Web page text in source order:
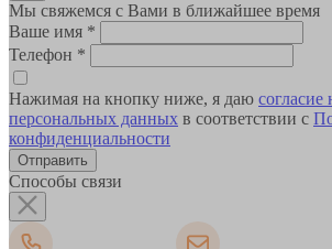
Мы свяжемся с Вами в ближайшее время
Ваше имя *
Телефон *
Нажимая на кнопку ниже, я даю согласие
персональных данных в соответствии с
конфиденциальности
Способы связи